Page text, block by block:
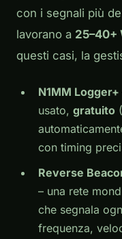
con i segnali più
lavorano a 25–40+
questi casi, la
N1MM Logger+
usato, gratuito
con timing
Reverse
– una rete
che segnala
frequenza,